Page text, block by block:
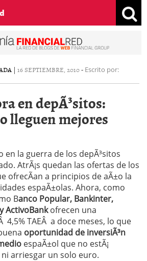
| 16 SEPTIEMBRE, 2010- Escrito por:
en depÃ³sitos:
lleguen mejores
en la guerra de los depÃ³sitos
AtrÃ¡s quedan las ofertas de los
ofrecÃ­an a principios de aÃ±o la
espaÃ±olas. Ahora, como
Banco Popular, Bankinter,
ActivoBankofrecen una
4,5% TAEÂ a doce meses, lo que
oportunidad de inversiÃ³n
espaÃ±ol que no estÃ¡
arriesgar un solo euro.